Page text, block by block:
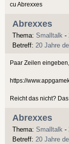
cu Abrexxes
Abrexxes
Thema: Smalltalk -
Betreff: 20 Jahre
Paar Zeilen
https://
Reicht das nicht?
Abrexxes
Thema: Smalltalk -
Betreff: 20 Jahre